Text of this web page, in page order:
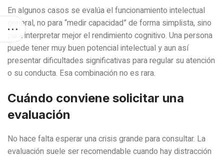
En algunos casos se evalúa el funcionamiento intelectual
general, no para “medir capacidad” de forma simplista, sino
para interpretar mejor el rendimiento cognitivo. Una persona
puede tener muy buen potencial intelectual y aun así
presentar dificultades significativas para regular su atención
o su conducta. Esa combinación no es rara.
Cuándo conviene solicitar una
evaluación
No hace falta esperar una crisis grande para consultar. La
evaluación suele ser recomendable cuando hay distracción